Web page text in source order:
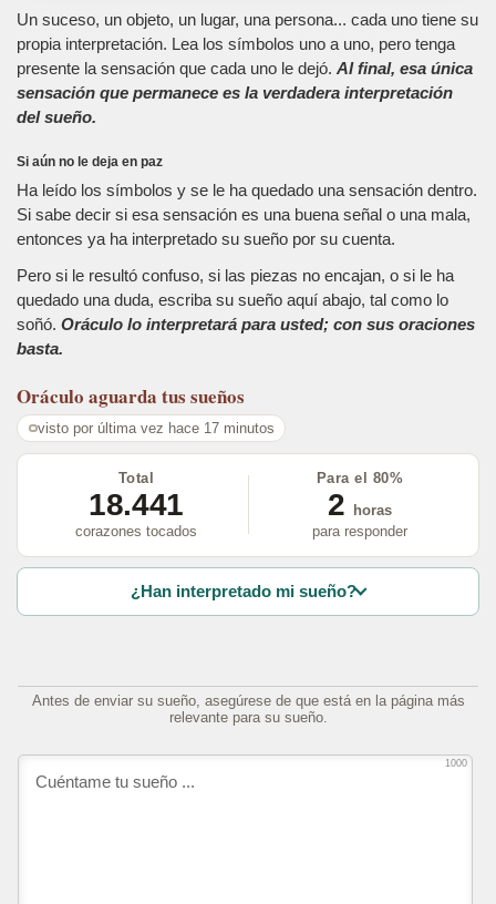
Un suceso, un objeto, un lugar, una persona... cada uno tiene su
propia interpretación. Lea los símbolos uno a uno, pero tenga
presente la sensación que cada uno le dejó. Al final, esa única
sensación que permanece es la verdadera interpretación
del sueño.
Si aún no le deja en paz
Ha leído los símbolos y se le ha quedado una sensación dentro.
Si sabe decir si esa sensación es una buena señal o una mala,
entonces ya ha interpretado su sueño por su cuenta.
Pero si le resultó confuso, si las piezas no encajan, o si le ha
quedado una duda, escriba su sueño aquí abajo, tal como lo
soñó. Oráculo lo interpretará para usted; con sus oraciones
basta.
Oráculo aguarda tus sueños
visto por última vez hace 17 minutos
Total
18.441
corazones tocados
Para el 80%
2 horas
para responder
¿Han interpretado mi sueño?
Antes de enviar su sueño, asegúrese de que está en la página más
relevante para su sueño.
1000